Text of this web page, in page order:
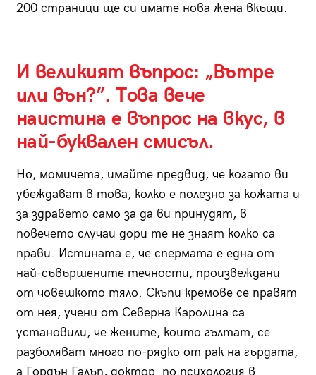
200 страници ще си имате нова жена вкъщи.
И великият въпрос: „Вътре
или вън?”. Това вече
наистина е въпрос на вкус, в
най-буквален смисъл.
Но, момичета, имайте предвид, че когато ви
убеждават в това, колко е полезно за кожата и
за здравето само за да ви принудят, в
повечето случаи дори те не знаят колко са
прави. Истината е, че спермата е една от
най-съвършените течности, произвеждани
от човешкото тяло. Скъпи кремове се правят
от нея, учени от Северна Каролина са
установили, че жените, които гълтат, се
разболяват много по-рядко от рак на гърдата,